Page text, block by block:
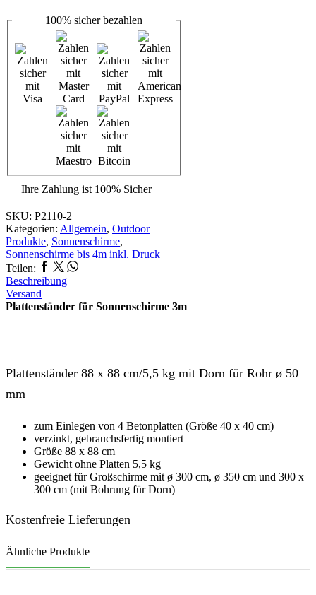
100%sicherbezahlen
Ihre Zahlung ist 100% Sicher
SKU: P2110-2
Kategorien: Allgemein, Outdoor
Produkte, Sonnenschirme,
Sonnenschirme bis 4m inkl. Druck
Teilen: Facebook
TwitterWhatsapp
Beschreibung
Versand
Plattenständer für Sonnenschirme 3m
Plattenständer 88 x 88 cm/5,5 kg mit Dorn für Rohr ø 50
mm
zum Einlegen von 4 Betonplatten (Größe 40 x 40 cm)
verzinkt, gebrauchsfertig montiert
Größe 88 x 88 cm
Gewicht ohne Platten 5,5 kg
geeignet für Großschirme mit ø 300 cm, ø 350 cm und 300 x
300 cm (mit Bohrung für Dorn)
Kostenfreie Lieferungen
Ähnliche Produkte